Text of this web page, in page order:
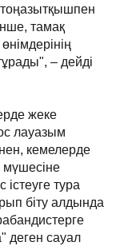
тоңазытқышпен
тамақ
– дейді
жеке
лауазым
кемелерде
мүшесіне
тура
біту алдында
деген сауал